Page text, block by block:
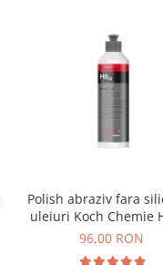
Polish abraziv fara
uleiuri Koch Chemie
Cut, H9.02, 250ml
96,00 RON